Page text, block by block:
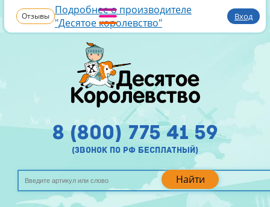
Отзывы Подробнее о производителе
"Десятое королевство"
Вход
Найти
8 (800) 775 41 59
(звонок по рф бесплатный)